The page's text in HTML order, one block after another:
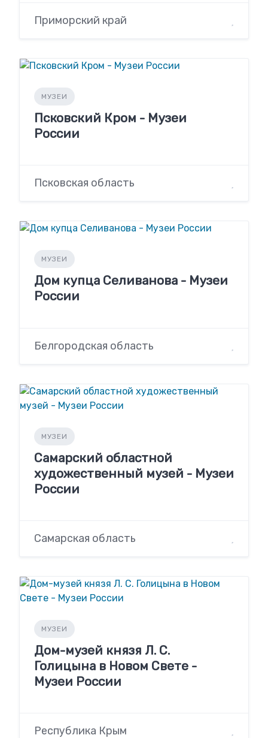
Приморский край
МУЗЕИ
Псковский Кром - Музеи
России
Псковская область
МУЗЕИ
Дом купца Селиванова - Музеи
России
Белгородская область
МУЗЕИ
Самарский областной
художественный музей - Музеи
России
Самарская область
МУЗЕИ
Дом-музей князя Л. С.
Голицына в Новом Свете -
Музеи России
Республика Крым